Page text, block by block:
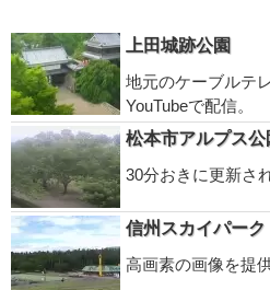
上田城跡公園
地元のケーブルテ
YouTubeで配信。
松本市アルプス公
30分おきに更新さ
信州スカイパーク
高画素の画像を提供